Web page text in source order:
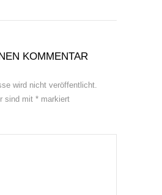
KOMMENTAR
wird nicht veröffentlicht.
sind mit * markiert